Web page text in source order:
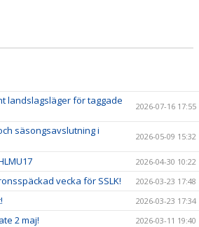
landslagsläger för taggade
2026-07-16 17:55
säsongsavslutning i
2026-05-09 15:32
2026-04-30 10:22
vecka för SSLK! 2026-03-23 17:48
2026-03-23 17:34
2 maj! 2026-03-11 19:40